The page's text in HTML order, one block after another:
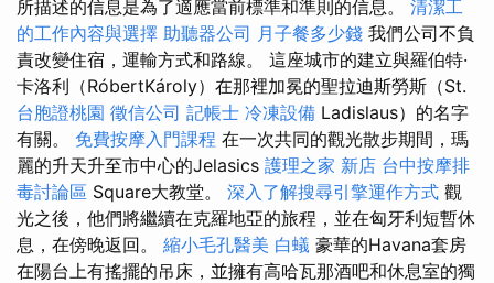
所描述的信息是為了適應當前標準和準則的信息。 清潔工
的工作內容與選擇 助聽器公司 月子餐多少錢 我們公司不負
責改變住宿，運輸方式和路線。 這座城市的建立與羅伯特·
卡洛利（RóbertKároly）在那裡加冕的聖拉迪斯勞斯（St.
台胞證桃園 徵信公司 記帳士 冷凍設備 Ladislaus）的名字
有關。 免費按摩入門課程 在一次共同的觀光散步期間，瑪
麗的升天升至市中心的Jelasics 護理之家 新店 台中按摩排
毒討論區 Square大教堂。 深入了解搜尋引擎運作方式 觀
光之後，他們將繼續在克羅地亞的旅程，並在匈牙利短暫休
息，在傍晚返回。 縮小毛孔醫美 白蟻 豪華的Havana套房
在陽台上有搖擺的吊床，並擁有高哈瓦那酒吧和休息室的獨